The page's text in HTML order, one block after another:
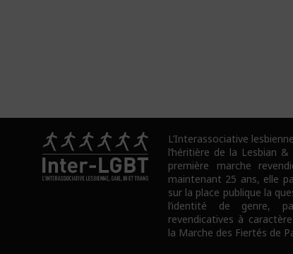
L’Interassociative
l’héritière de la Lesbian
première marche
maintenant 25 ans, elle
sur la place publique la
l’identité de genre,
revendicatives à
la Marche des Fiertés de